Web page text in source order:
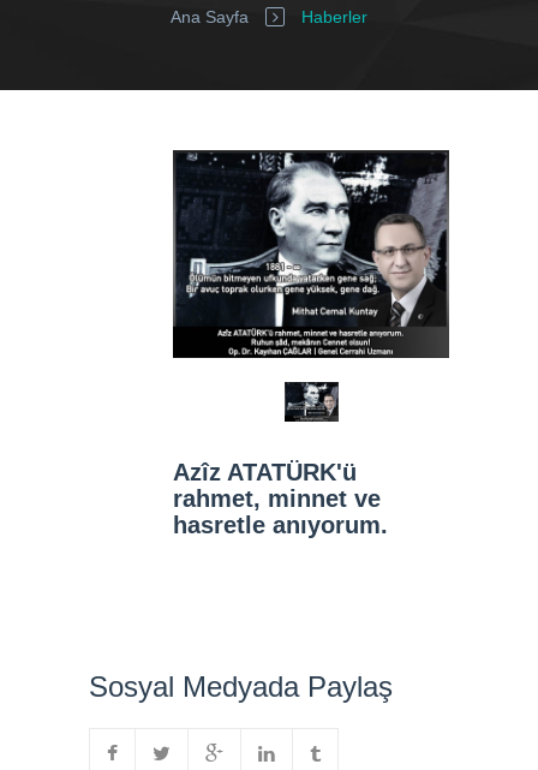
Ana Sayfa Haberler
Azîz ATATÜRK'ü
rahmet, minnet ve
hasretle anıyorum.
Sosyal Medyada Paylaş